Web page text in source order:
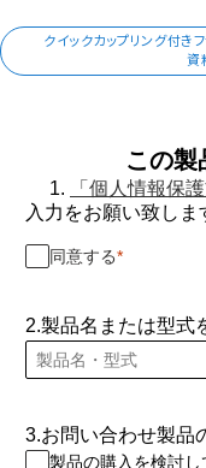
クイックカップリング付き
資
この製
1. 「個人情報保護
入力をお願い致しま
同意する
2.製品名または型式
3.お問い合わせ製品
製品の購入を検討し